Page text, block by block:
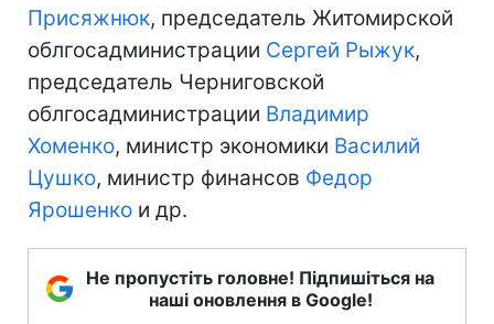
Присяжнюк, председатель Житомирской
облгосадминистрации Сергей Рыжук,
председатель Черниговской
облгосадминистрации Владимир
Хоменко, министр экономики Василий
Цушко, министр финансов Федор
Ярошенко и др.
Не пропустіть головне! Підпишіться на
наші оновлення в Google!